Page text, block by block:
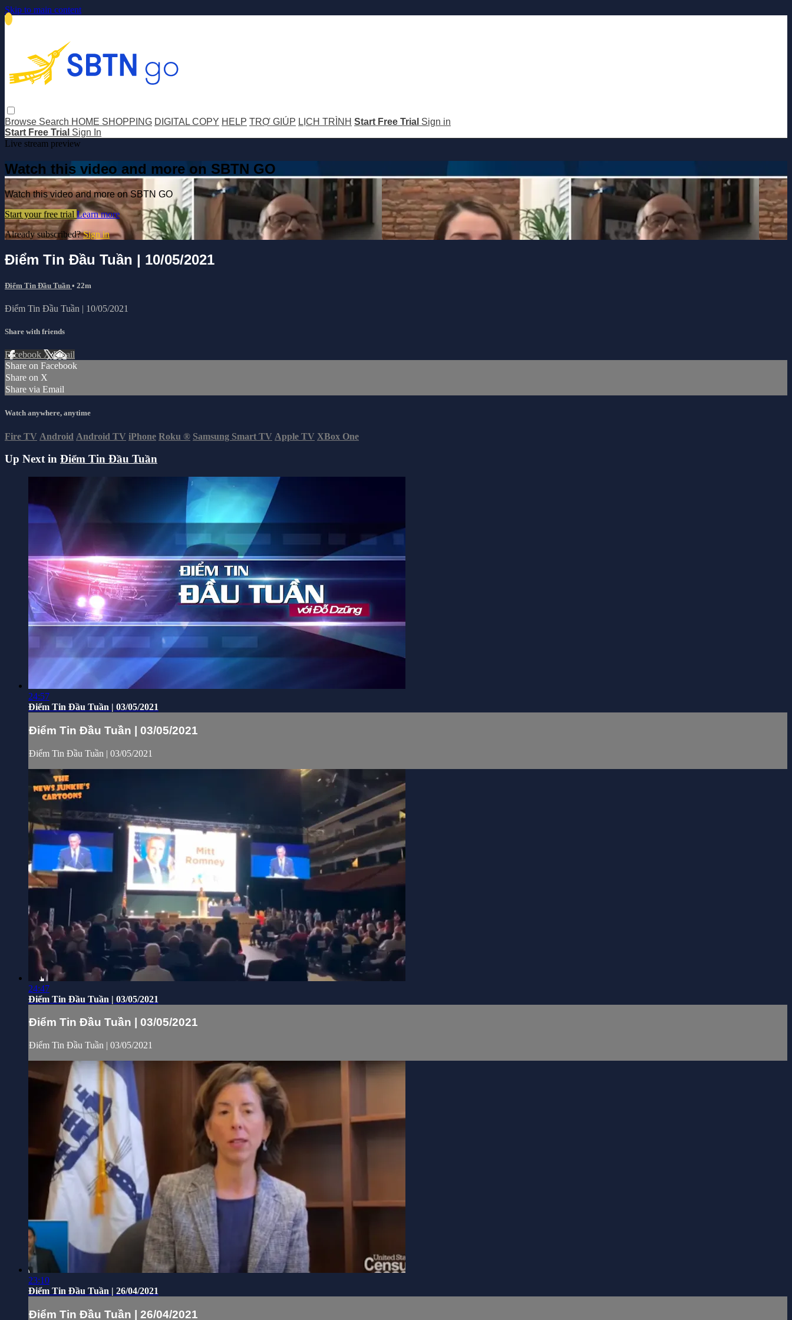
Skip to main content
Browse Search HOME SHOPPING DIGITAL COPY HELP TRỢ GIÚP LỊCH TRÌNH Start Free Trial Sign in
Start Free Trial Sign In
Live stream preview
Watch this video and more on SBTN GO
Watch this video and more on SBTN GO
Start your free trial Learn more
Already subscribed?Sign in
Điểm Tin Đầu Tuần | 10/05/2021
Điểm Tin Đầu Tuần • 22m
Điểm Tin Đầu Tuần | 10/05/2021
Share with friends
Facebook XEmail
Share on Facebook
Share on X
Share via Email
Watch anywhere, anytime
Fire TV Android Android TV iPhone Roku ® Samsung Smart TV Apple TV XBox One
Up Next in Điểm Tin Đầu Tuần
24:57
Điểm Tin Đầu Tuần | 03/05/2021
Điểm Tin Đầu Tuần | 03/05/2021
Điểm Tin Đầu Tuần | 03/05/2021
24:47
Điểm Tin Đầu Tuần | 03/05/2021
Điểm Tin Đầu Tuần | 03/05/2021
Điểm Tin Đầu Tuần | 03/05/2021
23:10
Điểm Tin Đầu Tuần | 26/04/2021
Điểm Tin Đầu Tuần | 26/04/2021